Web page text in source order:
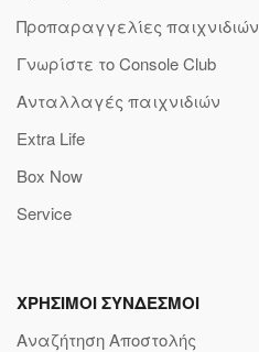
Προπαραγγελίες παιχνιδιών
Γνωρίστε το Console Club
Ανταλλαγές παιχνιδιών
Extra Life
Box Now
Service
ΧΡΗΣΙΜΟΙ ΣΥΝΔΕΣΜΟΙ
Αναζήτηση Αποστολής